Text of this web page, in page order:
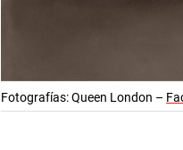
Fotografías: Queen London –